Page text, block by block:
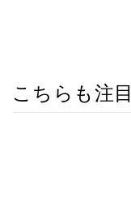
こちらも注目